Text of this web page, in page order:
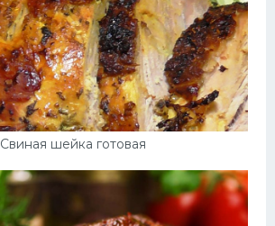
Свиная шейка готовая